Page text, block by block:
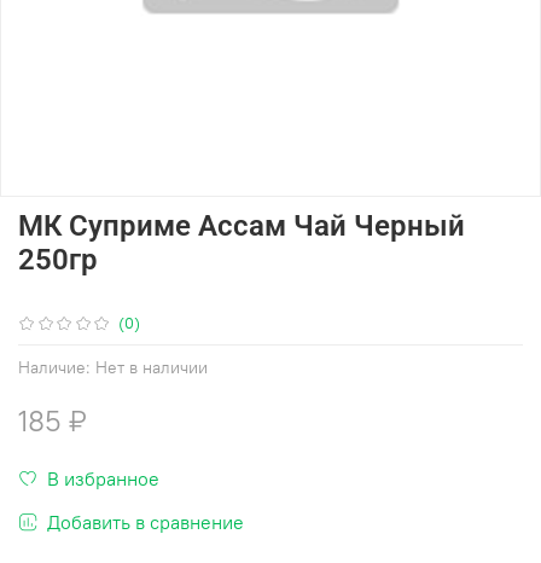
(0)
Наличие: Нет в наличии
МК Суприме Ассам Чай Черный
250гр
185 ₽
В избранное
Добавить в сравнение